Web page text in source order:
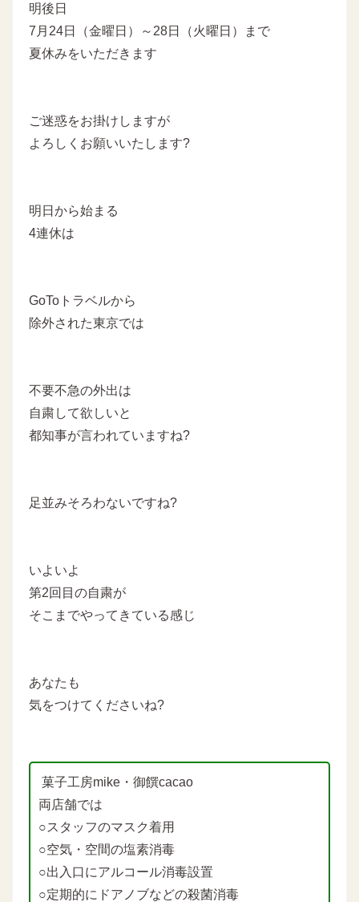
明後日
7月24日（金曜日）～28日（火曜日）まで
夏休みをいただきます
ご迷惑をお掛けしますが
よろしくお願いいたします?
明日から始まる
4連休は
GoToトラベルから
除外された東京では
不要不急の外出は
自粛して欲しいと
都知事が言われていますね?
足並みそろわないですね?
いよいよ
第2回目の自粛が
そこまでやってきている感じ
あなたも
気をつけてくださいね?
菓子工房mike・御饌cacao
両店舗では
○スタッフのマスク着用
○空気・空間の塩素消毒
○出入口にアルコール消毒設置
○定期的にドアノブなどの殺菌消毒